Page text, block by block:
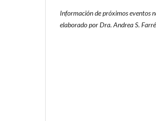
Información de próximos eventos
elaborado por Dra. Andrea S.